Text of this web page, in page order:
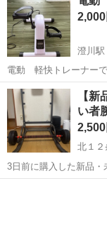
2,000
澄川駅
電動 軽快トレーナー
ほどで購入したものです。 【サイズ(約)】 ＜本体＞幅36×奥
26cm、4.1kg ＜マッ
北海道 札幌市 澄
【
い者
2,500
北１２
3日前に購入した新品・
品します。 ・バーベル＆ダンベル兼用 ・合計40kgセット ・状態：新